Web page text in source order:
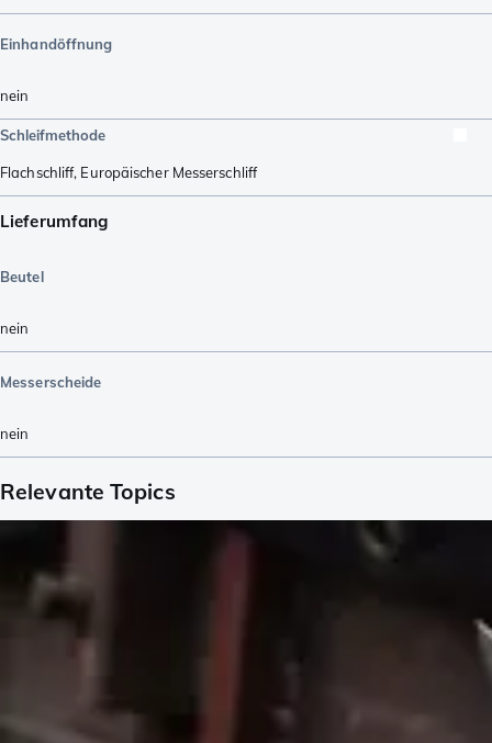
Einhandöffnung
nein
Schleifmethode
Flachschliff, Europäischer Messerschliff
Lieferumfang
Beutel
nein
Messerscheide
nein
Relevante Topics